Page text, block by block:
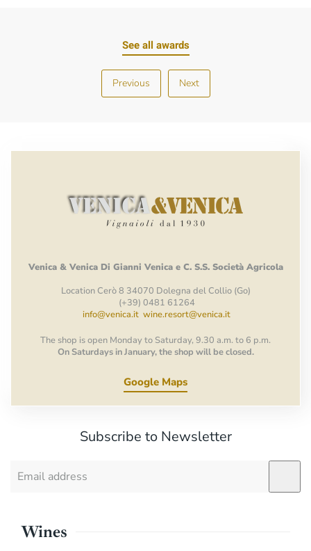
See all awards
Previous Next
Venica & Venica Di Gianni Venica e C. S.S. Società Agricola
Location Cerò 8 34070 Dolegna del Collio (Go)
(+39) 0481 61264
info@venica.it wine.resort@venica.it
The shop is open Monday to Saturday, 9.30 a.m. to 6 p.m.
On Saturdays in January, the shop will be closed.
Google Maps
Subscribe to Newsletter
Wines